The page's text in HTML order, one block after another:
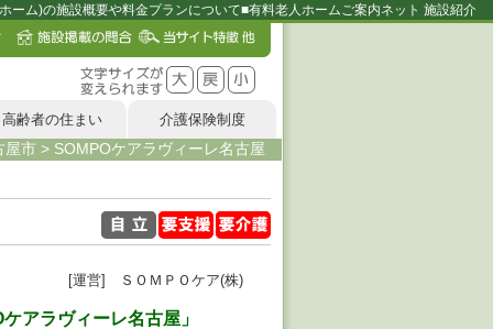
ム)の施設概要や料金プランについて■有料老人ホームご案内ネット 施設紹介
高齢者の住まい
介護保険制度
屋市 > SOMPOケアラヴィーレ名古屋
[運営] ＳＯＭＰＯケア(株)
アラヴィーレ名古屋」